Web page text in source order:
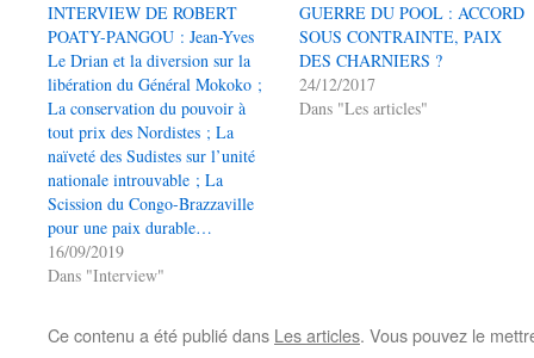
INTERVIEW DE ROBERT
POATY-PANGOU : Jean-Yves
Le Drian et la diversion sur la
libération du Général Mokoko ;
La conservation du pouvoir à
tout prix des Nordistes ; La
naïveté des Sudistes sur l’unité
nationale introuvable ; La
Scission du Congo-Brazzaville
pour une paix durable…
16/09/2019
Dans "Interview"
GUERRE DU POOL : ACCORD
SOUS CONTRAINTE, PAIX
DES CHARNIERS ?
24/12/2017
Dans "Les articles"
Ce contenu a été publié dans Les articles. Vous pouvez le